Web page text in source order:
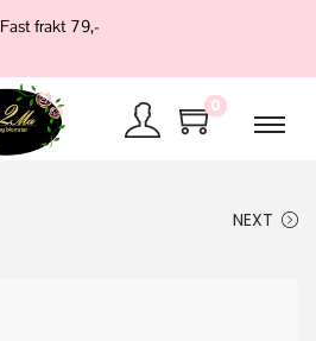
Fast frakt 79,-
0
NEXT